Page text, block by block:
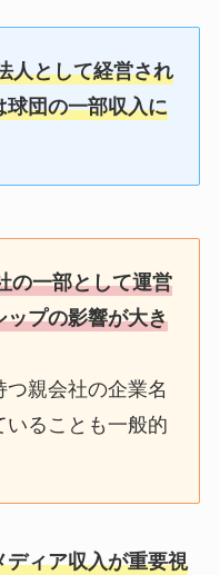
人として経営され
球団の一部収入に
の一部として運営
ップの影響が大き
親会社の企業名
いることも一般的
ィア収入が重要視